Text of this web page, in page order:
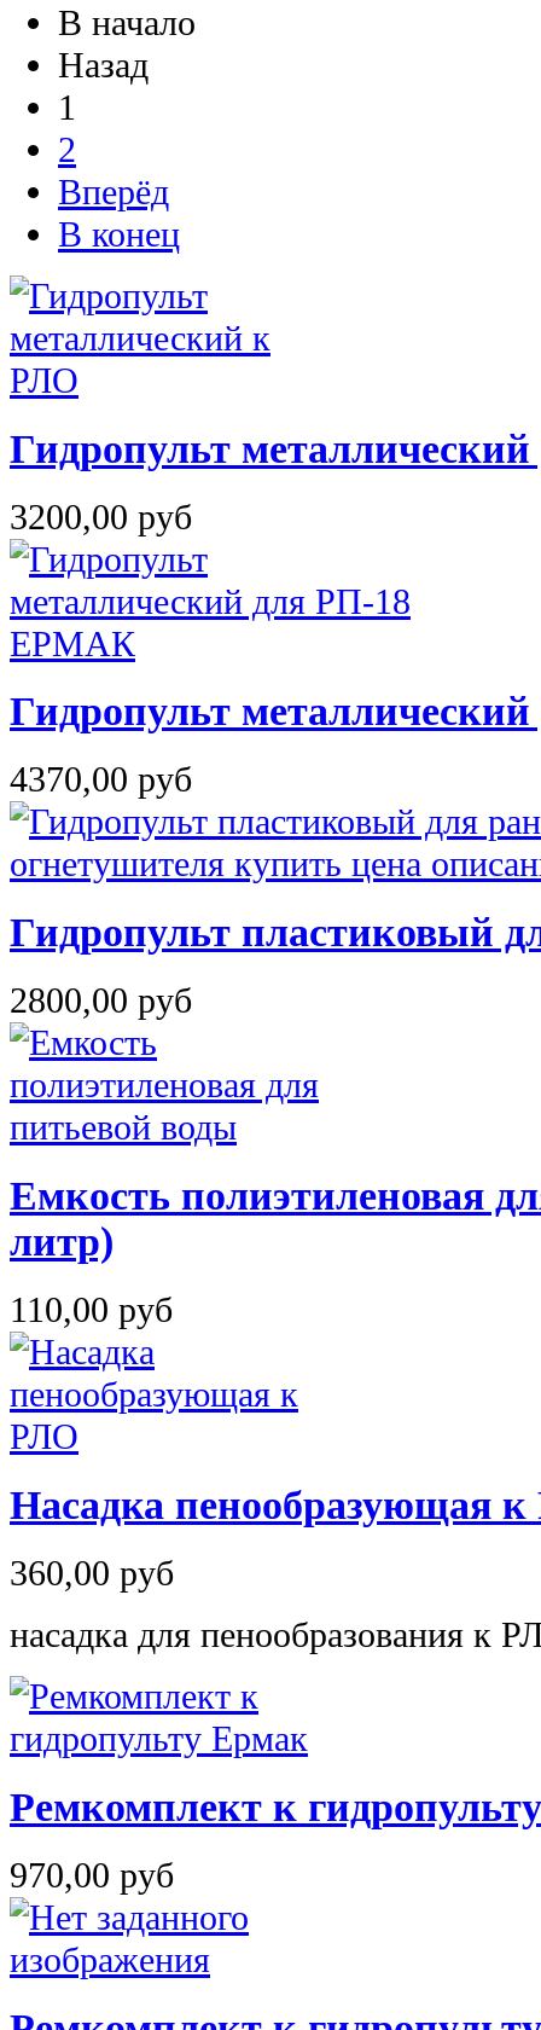
В начало
Назад
1
2
Вперёд
В конец
Гидропульт
3200,00 руб
Гидропульт
4370,00 руб
Гидропульт пластиковый
2800,00 руб
Емкость полиэтиленовая
литр)
110,00 руб
Насадка пенообразующая
360,00 руб
насадка для пенообразования к
Ремкомплект к
970,00 руб